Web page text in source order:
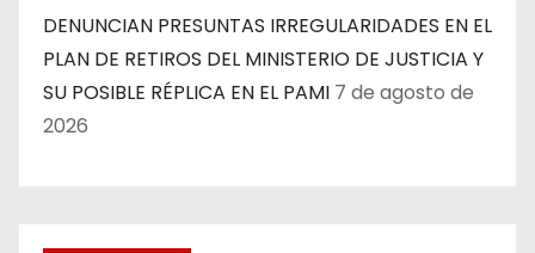
DENUNCIAN PRESUNTAS IRREGULARIDADES EN EL
PLAN DE RETIROS DEL MINISTERIO DE JUSTICIA Y
SU POSIBLE RÉPLICA EN EL PAMI 7 de agosto de
2026